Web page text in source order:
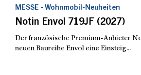
MESSE - Wohnmobil-Neuheiten
Notin Envol 719JF (2027)
Der französische Premium-Anbieter
neuen Baureihe Envol eine Einsteig...